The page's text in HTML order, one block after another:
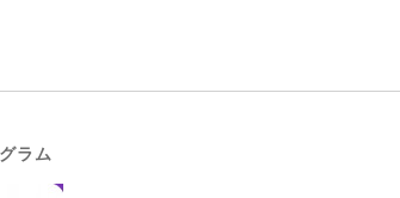
ラム